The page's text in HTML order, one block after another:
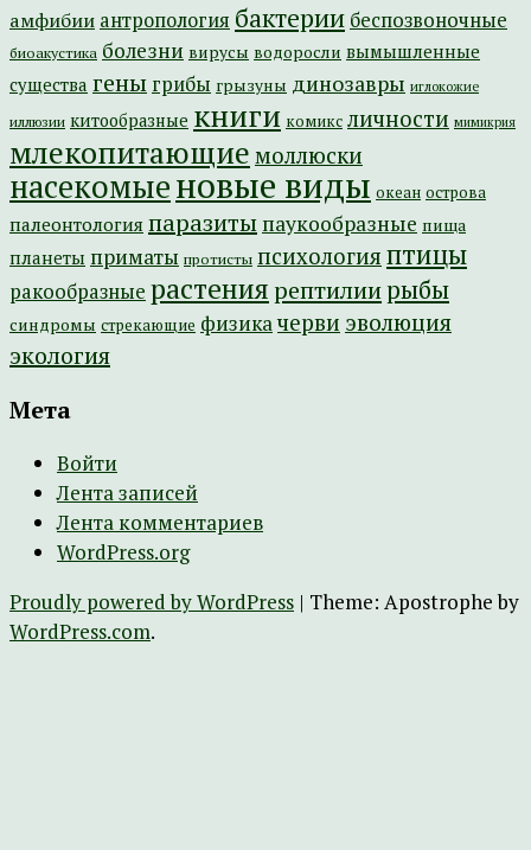
амфибии антропология бактерии беспозвоночные
биоакустика болезни вирусы водоросли вымышленные
существа гены грибы грызуны динозавры иглокожие
иллюзии китообразные книги комикс личности мимикрия
млекопитающие моллюски
насекомыеновые виды океан острова
палеонтология паразиты паукообразные пища
планеты приматы протисты психология птицы
ракообразные растениярептилиирыбы
синдромы стрекающие физикачерви эволюция
экология
Мета
Войти
Лента записей
Лента комментариев
WordPress.org
Proudly powered by WordPress | Theme: Apostrophe by
WordPress.com.